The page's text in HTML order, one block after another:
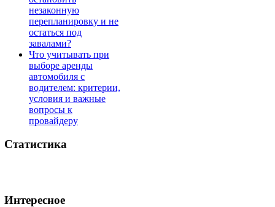
незаконную
перепланировку и не
остаться под
завалами?
Что учитывать при
выборе аренды
автомобиля с
водителем: критерии,
условия и важные
вопросы к
провайдеру
Статистика
Интересное